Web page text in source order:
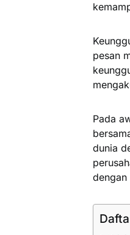
pesan
Pada
dunia
dengan